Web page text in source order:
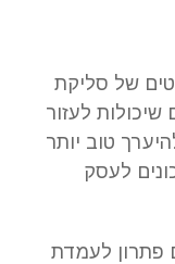
של סליקת
לעזור
טוב יותר
לעסק
פתרון לעמדת